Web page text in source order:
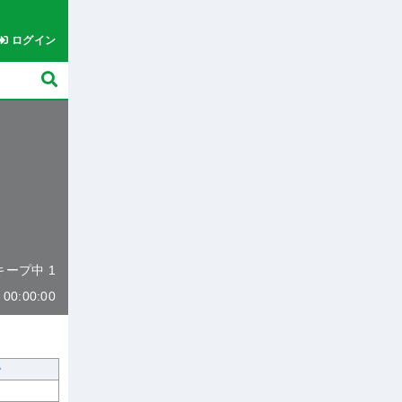
ログイン
ープ中 1
00:00:00